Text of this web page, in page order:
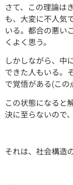
さて、この理論は
も、大変に不人気
いる。都合の悪い
くよく思う。
しかしながら、中
できた人もいる。
で覚悟がある(この
この状態になると
決に至らないので
それは、社会構造